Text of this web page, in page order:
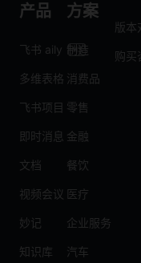
产品
飞书 aily
多维表格
飞书项目
即时消息
文档
视频会议
妙记
知识库
方案
制造
消费品
零售
金融
餐饮
医疗
企业服务
汽车
版本
购买